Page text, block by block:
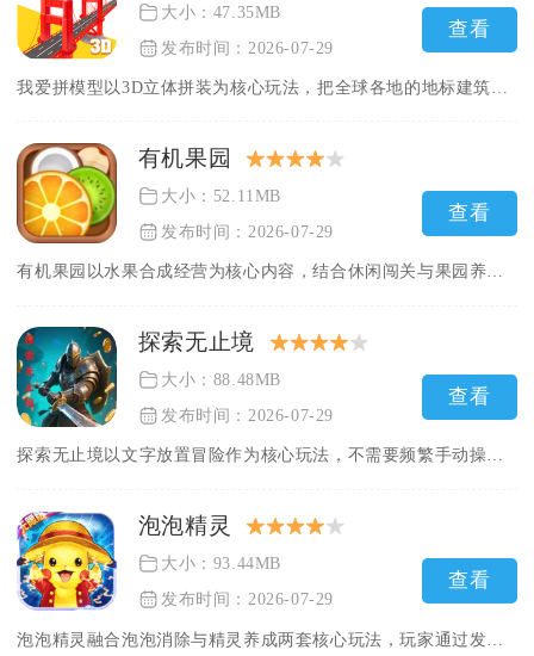
大小：47.35MB
发布时间：2026-07-29
查看
有机果园
大小：52.11MB
发布时间：2026-07-29
查看
有机果园以水果合成经营为核心内容，结合休闲闯关与果园养成，是...
探索无止境
大小：88.48MB
发布时间：2026-07-29
查看
探索无止境以文字放置冒险作为核心玩法，不需要频繁手动操作，大...
泡泡精灵
大小：93.44MB
发布时间：2026-07-29
查看